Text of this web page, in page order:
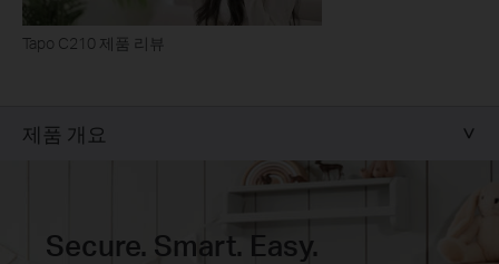
Tapo C210 제품 리뷰
제품 개요
Secure. Smart. Easy.